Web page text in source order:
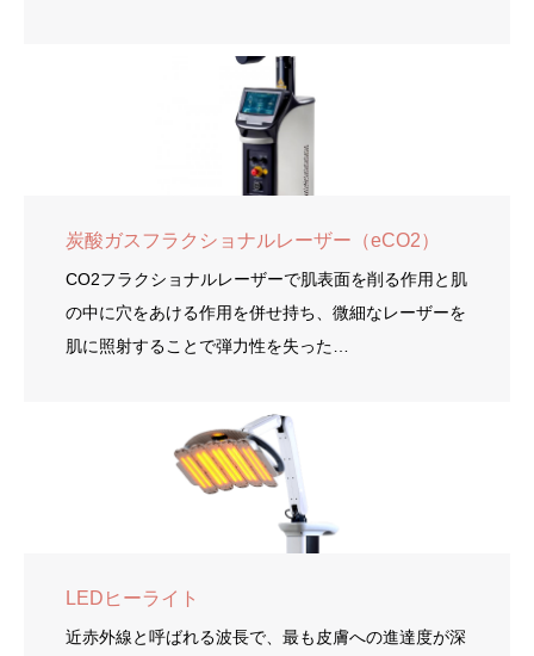
炭酸ガスフラクショナルレーザー（eCO2）
CO2フラクショナルレーザーで肌表面を削る作用と肌
の中に穴をあける作用を併せ持ち、微細なレーザーを
肌に照射することで弾力性を失った…
LEDヒーライト
近赤外線と呼ばれる波長で、最も皮膚への進達度が深